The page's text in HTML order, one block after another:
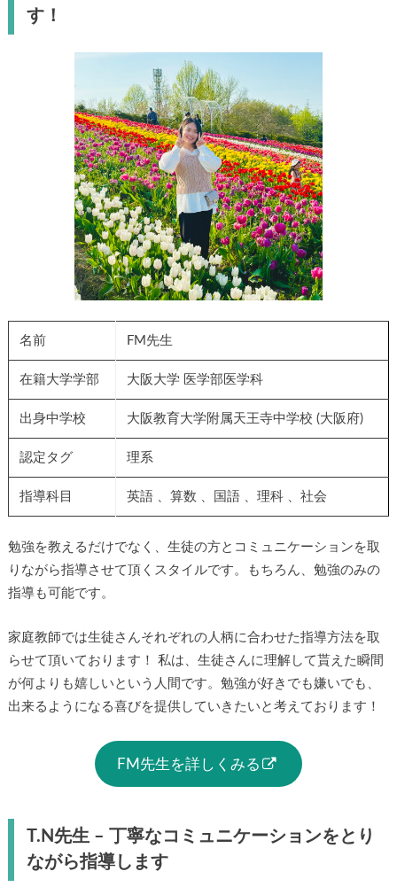
す！
名前 FM先生
在籍大学学部 大阪大学 医学部医学科
出身中学校 大阪教育大学附属天王寺中学校 (大阪府)
認定タグ 理系
指導科目 英語 、算数 、国語 、理科 、社会
勉強を教えるだけでなく、生徒の方とコミュニケーションを取
りながら指導させて頂くスタイルです。もちろん、勉強のみの
指導も可能です。
家庭教師では生徒さんそれぞれの人柄に合わせた指導方法を取
らせて頂いております！ 私は、生徒さんに理解して貰えた瞬間
が何よりも嬉しいという人間です。勉強が好きでも嫌いでも、
出来るようになる喜びを提供していきたいと考えております！
FM先生を詳しくみる
T.N先生 – 丁寧なコミュニケーションをとり
ながら指導します